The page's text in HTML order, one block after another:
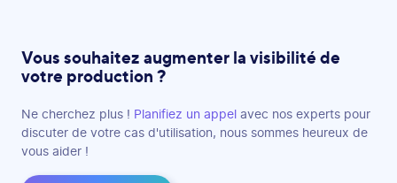
Vous souhaitez augmenter la visibilité de
votre production ?
Ne cherchez plus ! Planifiez un appel avec nos experts pour
discuter de votre cas d'utilisation, nous sommes heureux de
vous aider !